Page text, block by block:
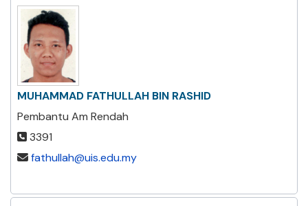
MUHAMMAD FATHULLAH BIN RASHID
Pembantu Am Rendah
3391
fathullah@uis.edu.my